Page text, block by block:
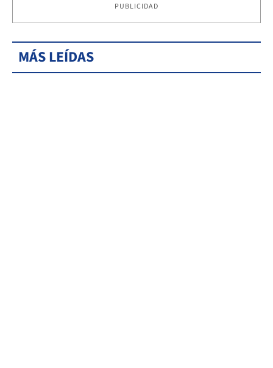
PUBLICIDAD
MÁS LEÍDAS